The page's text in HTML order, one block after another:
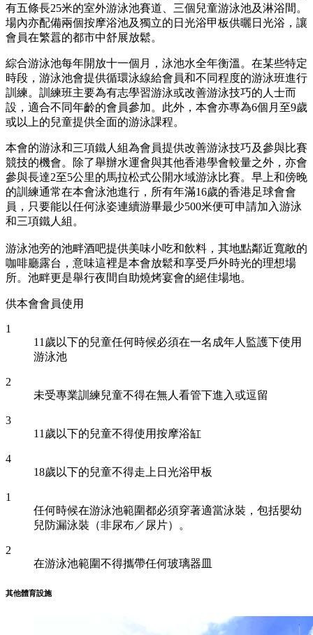
有五條長25米的室外游泳池賽道、三個兒童游泳池及淋浴間。
場內亦配備兩個按摩浴池及獨立的日光浴甲板供曬日光浴，讓
會員在繁囂的都市中舒展放鬆。
綜合游泳池每年開放十一個月，泳池水全年衡溫。在某些特定
時段，游泳池會提供循環泳線給會員和不同程度的游泳班進行
訓練。訓練班主要為有志學習游泳或改善游泳技巧的人士而
設，適合不同年齡的會員參加。此外，本會亦專為6個月至9歲
或以上的兒童提供全面的游泳課程。
本會的游泳和三項鐵人組為會員提供改善游泳技巧及參與比賽
競技的機會。除了舉辦水運會與其他香港學會較量之外，亦會
參與長達2至5公里的馬拉松式公開水域游泳比賽。早上和傍晚
的訓練通常在本會泳池進行，所有年滿16歲的香港足球會會
員，只要能以任何泳姿連續游畢最少500米便可申請加入游泳
和三項鐵人組。
游泳池旁的池畔酒吧提供美味小吃和飲料，其地點鄰近寬敞的
咖啡廳露台，意味這裡是本會放鬆和享受戶外時光的理想場
所。池畔更是舉行夜間自助燒烤宴會的絕佳場地。
供本會會員使用
1
11歲以下的兒童任何時候必須在一名成年人監護下使用
游泳池
2
未受專業訓練兒童不得在無人看管下進入或逗留
3
11歲以下的兒童不得使用按摩浴缸
4
18歲以下的兒童不得走上日光浴甲板
1
任何時候在游泳池範圍都必須穿著適當泳裝，包括嬰幼
兒防漏泳裝（非尿布／尿片）。
2
在游泳池範圍不得攜帶任何玻璃器皿
其他體育設施